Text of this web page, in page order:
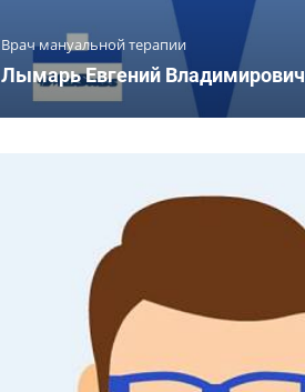
Врач мануальной терапии
Лымарь Евгений Владимирович